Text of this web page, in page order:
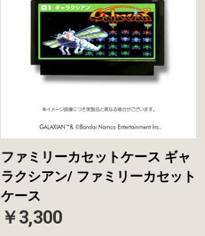
ファミリーカセットケース ギャ
ラクシアン/ ファミリーカセット
ケース
￥3,300